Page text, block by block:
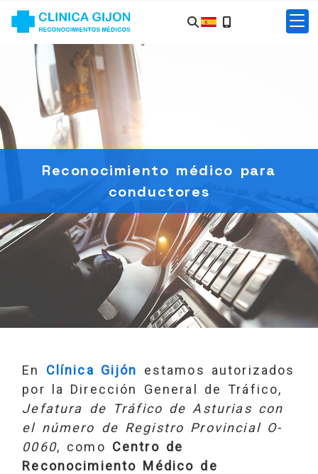
Reconocimiento médico para
conductores
En Clínica Gijón
estamos autorizados
por la Dirección General de Tráfico,
Jefatura de Tráfico de Asturias con
el número de Registro Provincial O-
0060, como Centro de
Reconocimiento Médico de